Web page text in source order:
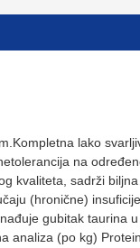
lako
na
kvaliteta, sadrži
(hronične)
gubitak taurina
(po kg)